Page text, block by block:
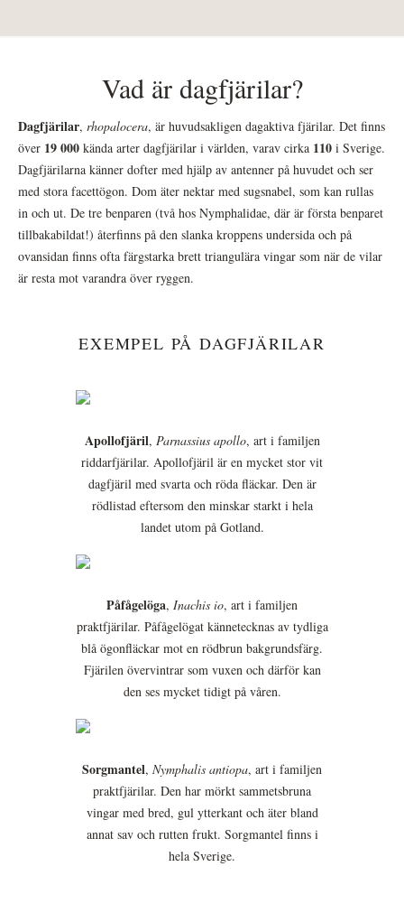
Vad är dagfjärilar?
Dagfjärilar, rhopalocera, är huvudsakligen dagaktiva fjärilar. Det finns
över 19 000 kända arter dagfjärilar i världen, varav cirka 110 i Sverige.
Dagfjärilarna känner dofter med hjälp av antenner på huvudet och ser
med stora facettögon. Dom äter nektar med sugsnabel, som kan rullas
in och ut. De tre benparen (två hos Nymphalidae, där är första benparet
tillbakabildat!) återfinns på den slanka kroppens undersida och på
ovansidan finns ofta färgstarka brett triangulära vingar som när de vilar
är resta mot varandra över ryggen.
EXEMPEL PÅ DAGFJÄRILAR
Apollofjäril, Parnassius apollo, art i familjen
riddarfjärilar. Apollofjäril är en mycket stor vit
dagfjäril med svarta och röda fläckar. Den är
rödlistad eftersom den minskar starkt i hela
landet utom på Gotland.
Påfågelöga, Inachis io, art i familjen
praktfjärilar. Påfågelögat kännetecknas av tydliga
blå ögonfläckar mot en rödbrun bakgrundsfärg.
Fjärilen övervintrar som vuxen och därför kan
den ses mycket tidigt på våren.
Sorgmantel, Nymphalis antiopa, art i familjen
praktfjärilar. Den har mörkt sammetsbruna
vingar med bred, gul ytterkant och äter bland
annat sav och rutten frukt. Sorgmantel finns i
hela Sverige.